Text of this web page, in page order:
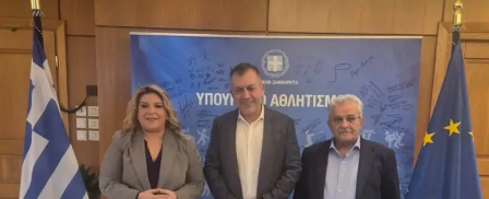
είμαστε αρωγοί σε όποια προσπάθεια γίνεται που
σκοπό έχει την προστασία και την φροντίδα των ζώων.
Οι δύσκολες στιγμές αναδεικνύουν τις πιο όμορφες
πλευρές της κοινωνίας μας. Ας αποδείξουμε, για ακόμη
μία φορά, ότι κανένα ζώο δεν είναι μόνο του όταν
υπάρχει αλληλεγγύη, συνεργασία και αγάπη. Ο Δήμος
μας θα συνεχίσει να βρίσκεται δίπλα στους